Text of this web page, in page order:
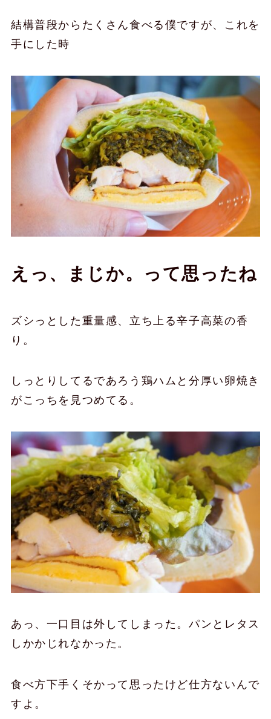
結構普段からたくさん食べる僕ですが、これを
手にした時
えっ、まじか。って思ったね
ズシっとした重量感、立ち上る辛子高菜の香
り。
しっとりしてるであろう鶏ハムと分厚い卵焼き
がこっちを見つめてる。
あっ、一口目は外してしまった。パンとレタス
しかかじれなかった。
食べ方下手くそかって思ったけど仕方ないんで
すよ。